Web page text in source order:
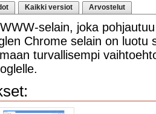
Kaikki versiot Arvostelut
selain, joka
Chrome selain on luotu
turvallisempi